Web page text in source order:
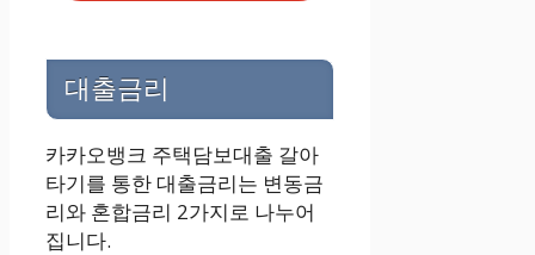
대출금리
카카오뱅크 주택담보대출 갈아
타기를 통한 대출금리는 변동금
리와 혼합금리 2가지로 나누어
집니다.